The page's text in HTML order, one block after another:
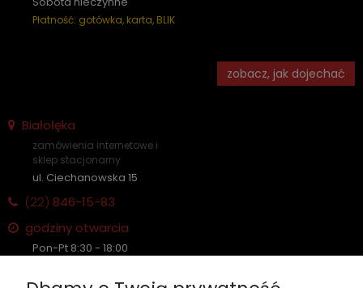
Płatność: gotówka, karta, BLIK
zobacz, jak dojechać
Białołęka
zamówienia internetowe i
sklep stacjonarny
ul. Ciechanowska 15
(22) 846-15-83
godziny otwarcia
Pon-Pt 8:30 - 18:00
Płatność: gotówka, karta, BLIK